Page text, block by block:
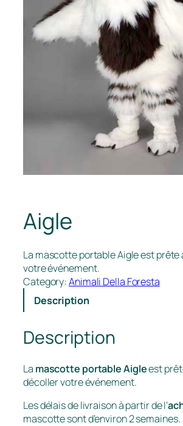
Aigle
La mascotte portable Aigle est
votre événement.
Category:Animali Della Foresta
Description
Description
La mascotte portable Aigleest
décoller votre événement.
Les délais de livraison à partir de l’
mascotte sont d’environ 2 semaines.